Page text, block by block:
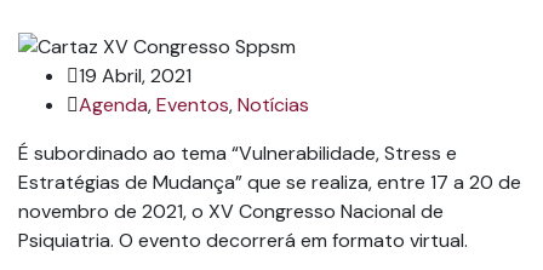
19 Abril, 2021
Agenda,Eventos,Notícias
É subordinado ao tema “Vulnerabilidade, Stress e
Estratégias de Mudança” que se realiza, entre 17 a 20 de
novembro de 2021, o XV Congresso Nacional de
Psiquiatria. O evento decorrerá em formato virtual.